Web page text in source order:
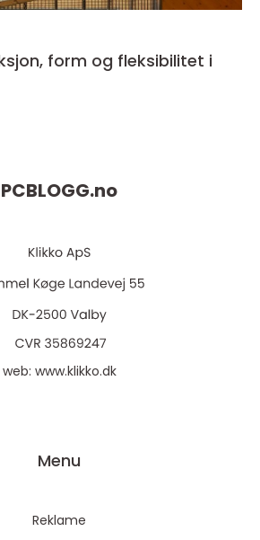
PCBLOGG.no
web: www.klikko.dk
Menu
Reklame